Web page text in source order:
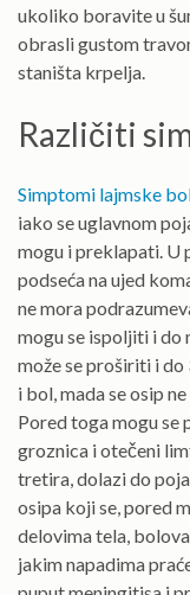
ukoliko boravite u
obrasli gustom
staništa krpelja.
Različiti
Simptomi lajmske
iako se uglavnom
mogu i preklapati. U
podseća na ujed
ne mora
mogu se ispoljiti i do
može se proširiti i do
i bol, mada se osip
Pored toga mogu se
groznica i otečeni
tretira, dolazi do
osipa koji se, pored
delovima tela,
jakim napadima